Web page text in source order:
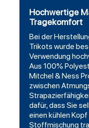
Hochwertige
Tragekomfort
Bei der
Trikots wurde
Verwendung
Aus 100%
Mitchel & Ness
zwischen
dafür, dass Sie
einen kühlen
Stoffmischung